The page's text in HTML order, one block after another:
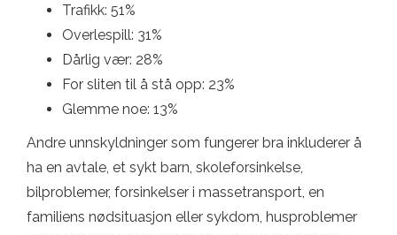
Trafikk: 51%
Overlespill: 31%
Dårlig vær: 28%
For sliten til å stå opp: 23%
Glemme noe: 13%
Andre unnskyldninger som fungerer bra inkluderer å
ha en avtale, et sykt barn, skoleforsinkelse,
bilproblemer, forsinkelser i massetransport, en
familiens nødsituasjon eller sykdom, husproblemer